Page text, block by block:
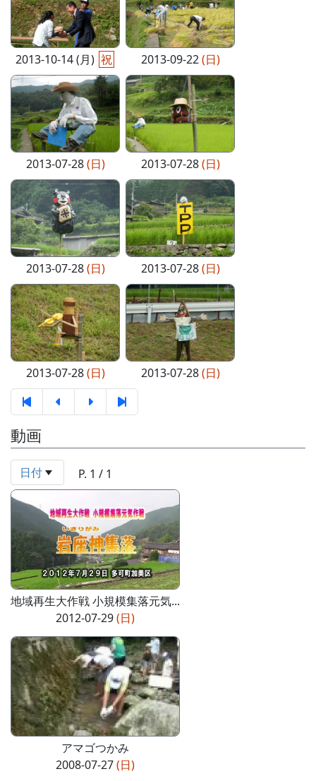
2013-10-14 (月) 祝 2013-09-22(日)
2013-07-28(日) 2013-07-28(日)
2013-07-28(日) 2013-07-28(日)
2013-07-28(日) 2013-07-28(日)
動画
日付 P. 1 / 1
地域再生大作戦 小規模集落元気...
2012-07-29(日)
アマゴつかみ
2008-07-27(日)